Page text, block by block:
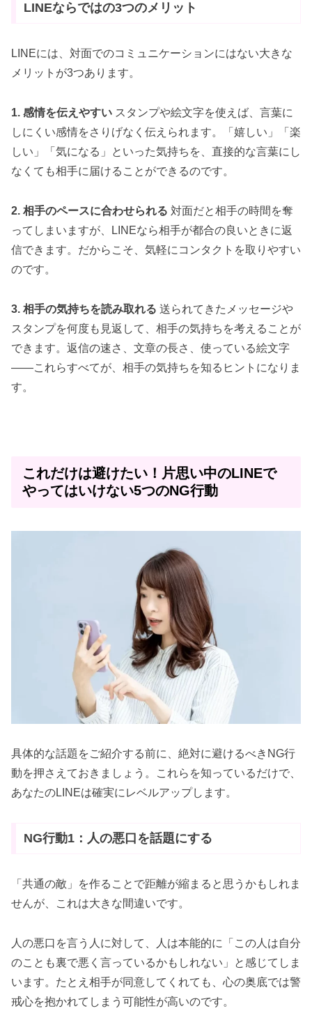
LINEならではの3つのメリット
LINEには、対面でのコミュニケーションにはない大きな
メリットが3つあります。
1. 感情を伝えやすい スタンプや絵文字を使えば、言葉に
しにくい感情をさりげなく伝えられます。「嬉しい」「楽
しい」「気になる」といった気持ちを、直接的な言葉にし
なくても相手に届けることができるのです。
2. 相手のペースに合わせられる 対面だと相手の時間を奪
ってしまいますが、LINEなら相手が都合の良いときに返
信できます。だからこそ、気軽にコンタクトを取りやすい
のです。
3. 相手の気持ちを読み取れる 送られてきたメッセージや
スタンプを何度も見返して、相手の気持ちを考えることが
できます。返信の速さ、文章の長さ、使っている絵文字
——これらすべてが、相手の気持ちを知るヒントになりま
す。
これだけは避けたい！片思い中のLINEで
やってはいけない5つのNG行動
具体的な話題をご紹介する前に、絶対に避けるべきNG行
動を押さえておきましょう。これらを知っているだけで、
あなたのLINEは確実にレベルアップします。
NG行動1：人の悪口を話題にする
「共通の敵」を作ることで距離が縮まると思うかもしれま
せんが、これは大きな間違いです。
人の悪口を言う人に対して、人は本能的に「この人は自分
のことも裏で悪く言っているかもしれない」と感じてしま
います。たとえ相手が同意してくれても、心の奥底では警
戒心を抱かれてしまう可能性が高いのです。